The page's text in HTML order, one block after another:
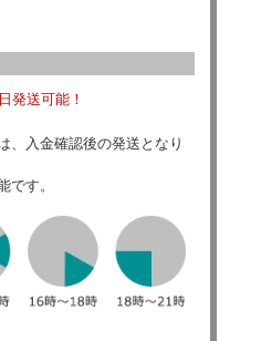
発送可能！
、入金確認後の発送となり
です。